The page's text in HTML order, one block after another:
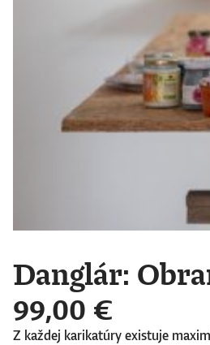
Danglár:
99,00 €
Z každej karikatúry existuje